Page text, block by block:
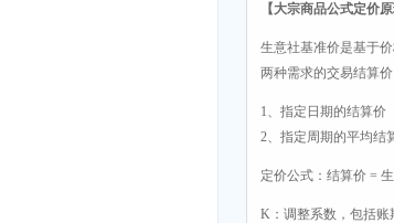
【大宗商品公式定价原
生意社基准价是基于
两种需求的交易结算价
1、指定日期的结算价
2、指定周期的平均结
定价公式：结算价 =
K：调整系数，包括账